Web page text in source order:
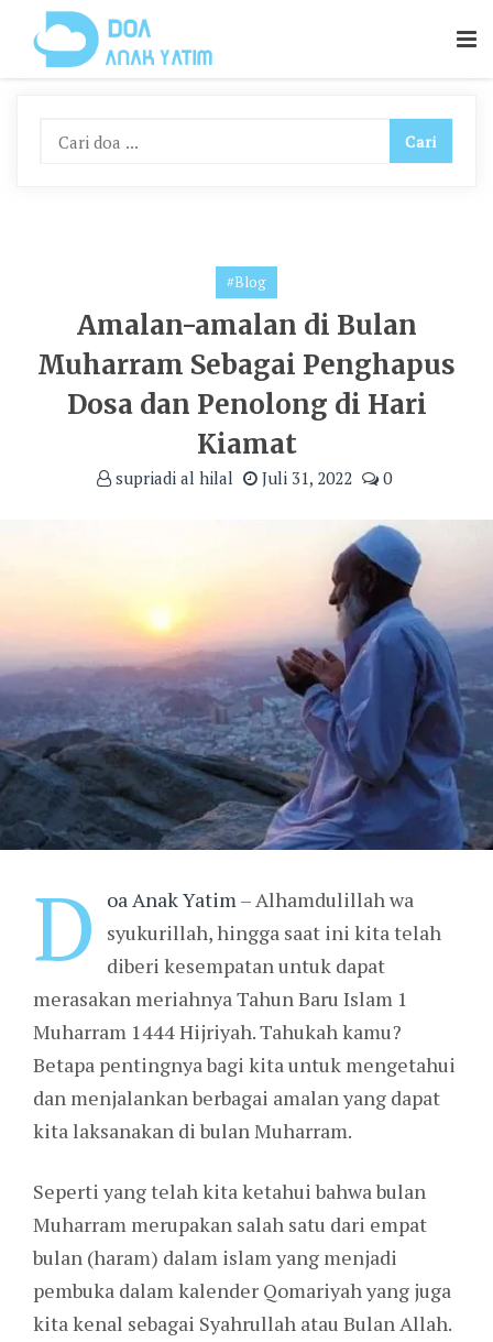
Content
#Blog
Amalan-amalan di Bulan
Muharram Sebagai Penghapus
Dosa dan Penolong di Hari
Kiamat
supriadi al hilal Juli 31, 2022 0
D oa Anak Yatim– Alhamdulillah wa
syukurillah, hingga saat ini kita telah
diberi kesempatan untuk dapat
merasakan meriahnya Tahun Baru Islam 1
Muharram 1444 Hijriyah. Tahukah kamu?
Betapa pentingnya bagi kita untuk mengetahui
dan menjalankan berbagai amalan yang dapat
kita laksanakan di bulan Muharram.
Seperti yang telah kita ketahui bahwa bulan
Muharram merupakan salah satu dari empat
bulan (haram) dalam islam yang menjadi
pembuka dalam kalender Qomariyah yang juga
kita kenal sebagai Syahrullah atau Bulan Allah.